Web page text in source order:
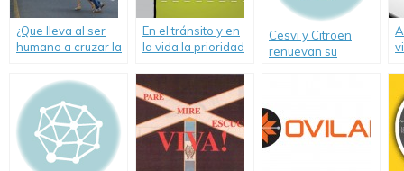
¿Que lleva al ser
humano a cruzar la
debe o cuando no
debe?
En el tránsito y en
la vida la prioridad
Cesvi y Citröen
renuevan su